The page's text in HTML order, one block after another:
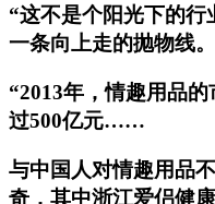
“这不是个阳光下的
一条向上走的抛物线。
“2013年，情趣用品
过500亿元……
与中国人对情趣用品
奇，其中浙江爱侣健